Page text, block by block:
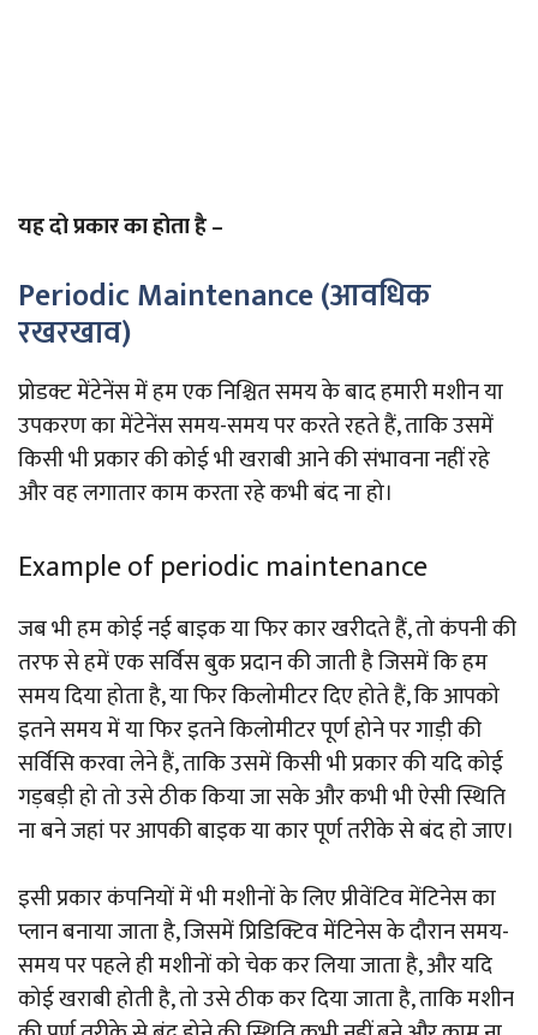
यह दो प्रकार का होता है –
Periodic Maintenance (आवधिक
रखरखाव)
प्रोडक्ट मेंटेनेंस में हम एक निश्चित समय के बाद हमारी मशीन या
उपकरण का मेंटेनेंस समय-समय पर करते रहते हैं, ताकि उसमें
किसी भी प्रकार की कोई भी खराबी आने की संभावना नहीं रहे
और वह लगातार काम करता रहे कभी बंद ना हो।
Example of periodic maintenance
जब भी हम कोई नई बाइक या फिर कार खरीदते हैं, तो कंपनी की
तरफ से हमें एक सर्विस बुक प्रदान की जाती है जिसमें कि हम
समय दिया होता है, या फिर किलोमीटर दिए होते हैं, कि आपको
इतने समय में या फिर इतने किलोमीटर पूर्ण होने पर गाड़ी की
सर्विसि करवा लेने हैं, ताकि उसमें किसी भी प्रकार की यदि कोई
गड़बड़ी हो तो उसे ठीक किया जा सके और कभी भी ऐसी स्थिति
ना बने जहां पर आपकी बाइक या कार पूर्ण तरीके से बंद हो जाए।
इसी प्रकार कंपनियों में भी मशीनों के लिए प्रीवेंटिव मेंटिनेस का
प्लान बनाया जाता है, जिसमें प्रिडिक्टिव मेंटिनेस के दौरान समय-
समय पर पहले ही मशीनों को चेक कर लिया जाता है, और यदि
कोई खराबी होती है, तो उसे ठीक कर दिया जाता है, ताकि मशीन